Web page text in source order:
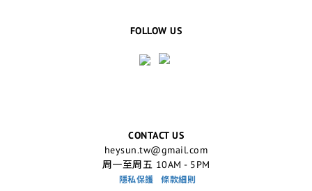
FOLLOW US
CONTACT US
heysun.tw@gmail.com
周一至周五 10AM - 5PM
隱私保護 條款細則